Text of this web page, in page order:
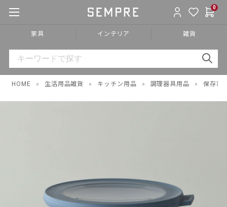
0
家具 インテリア 雑貨
HOME » 生活用品雑貨 » キッチン用品 » 調理器具用品 » 保存容